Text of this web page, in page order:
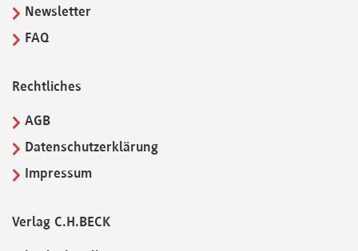
Newsletter
FAQ
Rechtliches
AGB
Datenschutzerklärung
Impressum
Verlag C.H.BECK